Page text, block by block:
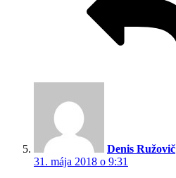
Denis Ružovič
31. mája 2018 o 9:31